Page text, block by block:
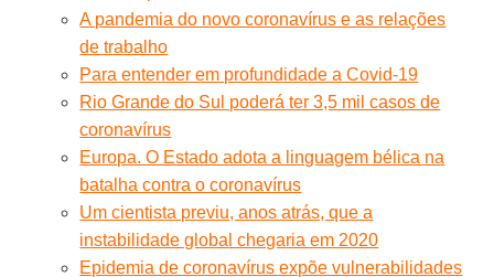
A pandemia do novo coronavírus e as relações
de trabalho
Para entender em profundidade a Covid-19
Rio Grande do Sul poderá ter 3,5 mil casos de
coronavírus
Europa. O Estado adota a linguagem bélica na
batalha contra o coronavírus
Um cientista previu, anos atrás, que a
instabilidade global chegaria em 2020
Epidemia de coronavírus expõe vulnerabilidades